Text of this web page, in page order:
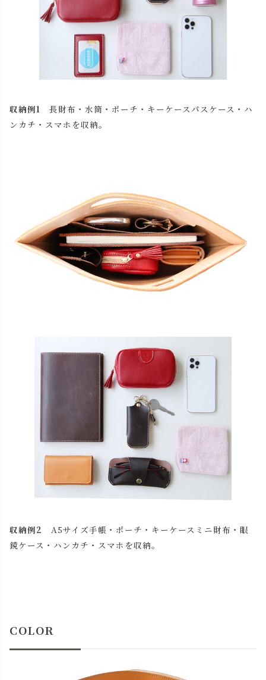
収納例1
長財布・水筒・ポーチ・キーケースパスケース・ハ
ンカチ・スマホを収納。
収納例2 A5サイズ手帳・ポーチ・キーケースミニ財布・眼
鏡ケース・ハンカチ・スマホを収納。
COLOR